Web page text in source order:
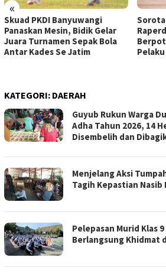
«
Skuad PKDI Banyuwangi
Panaskan Mesin, Bidik Gelar
Juara Turnamen Sepak Bola
Antar Kades Se Jatim
KATEGORI: DAERAH
Guyub Rukun Warga
Adha Tahun 2026, 14
Disembelih dan
Menjelang Aksi
Tagih Kepastian
Pelepasan Murid Klas
Berlangsung Khidmat